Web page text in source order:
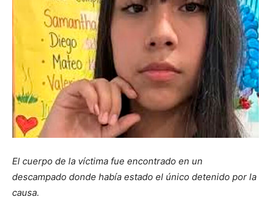
El cuerpo de la víctima fue encontrado en un
descampado donde había estado el único detenido por la
causa.